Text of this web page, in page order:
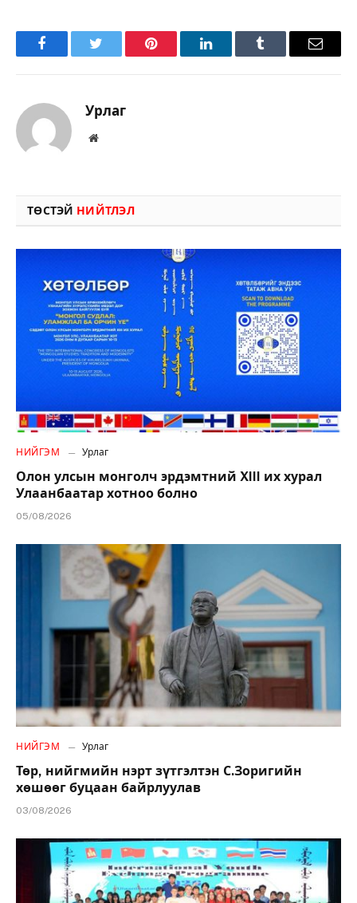
FacebookTwitter Pinterest LinkedInTumblr Имэйл
Урлаг
Вэбсайт
ТӨСТЭЙ НИЙТЛЭЛ
НИЙГЭМ Урлаг
Олон улсын монголч эрдэмтний XIII их хурал
Улаанбаатар хотноо болно
05/08/2026
НИЙГЭМ Урлаг
Төр, нийгмийн нэрт зүтгэлтэн С.Зоригийн
хөшөөг буцаан байрлуулав
03/08/2026